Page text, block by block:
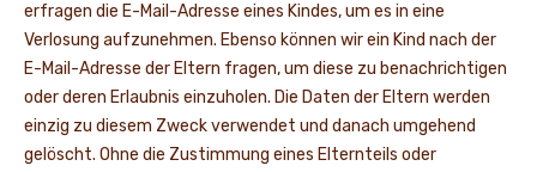
erfragen die E-Mail-Adresse eines Kindes, um es in eine
Verlosung aufzunehmen. Ebenso können wir ein Kind nach der
E-Mail-Adresse der Eltern fragen, um diese zu benachrichtigen
oder deren Erlaubnis einzuholen. Die Daten der Eltern werden
einzig zu diesem Zweck verwendet und danach umgehend
gelöscht. Ohne die Zustimmung eines Elternteils oder